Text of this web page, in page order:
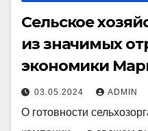
Сельское
из значимых
экономики
03.05.2024 ADMIN
О готовности